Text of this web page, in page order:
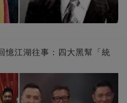
憶江湖往事：四大黑幫「統